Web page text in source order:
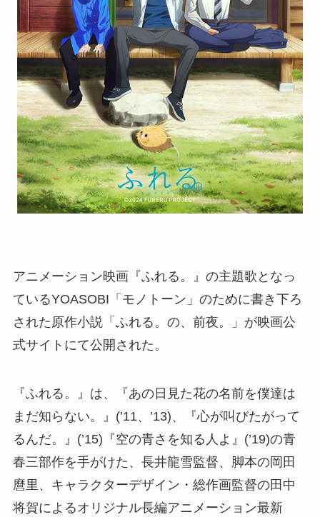
アニメーション映画『ふれる。』の主題歌となっ
ているYOASOBI「モノトーン」のために書き下ろ
された原作小説「ふれる。の、前夜。」が映画公
式サイトにて公開された。
『ふれる。』は、『あの日見た花の名前を僕達は
まだ知らない。』(’11、’13)、『心が叫びたがって
るんだ。』(’15)『空の青さを知る人よ』(’19)の青
春三部作を手がけた、長井龍雪監督、脚本の岡田
麿里、キャラクターデザイン・総作画監督の田中
将賀によるオリジナル長編アニメーション最新